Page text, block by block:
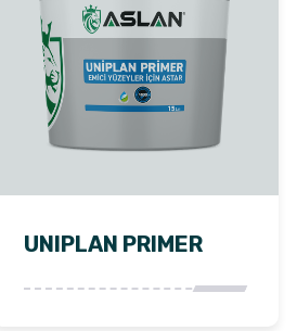
UNIPLAN PRIMER